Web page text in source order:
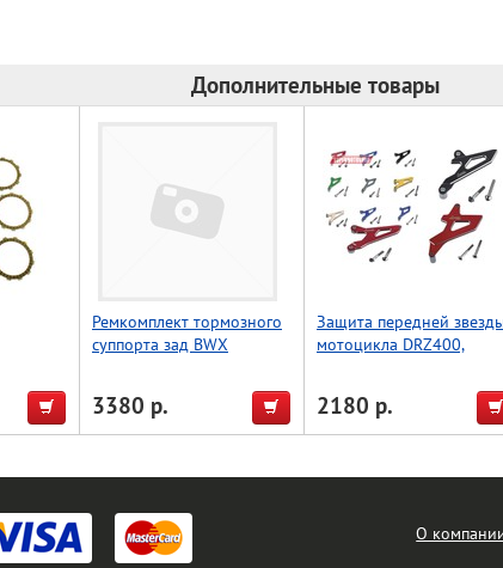
Дополнительные товары
Ремкомплект тормозного
суппорта зад BWX
KX85 01-22,Yamaha YZ85
02-22 (18-3033)
3380 р.
Защита передней
мотоцикла DRZ400,
2180 р.
О